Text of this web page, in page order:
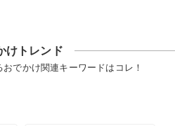
けトレンド
でかけ関連キーワードはコレ！